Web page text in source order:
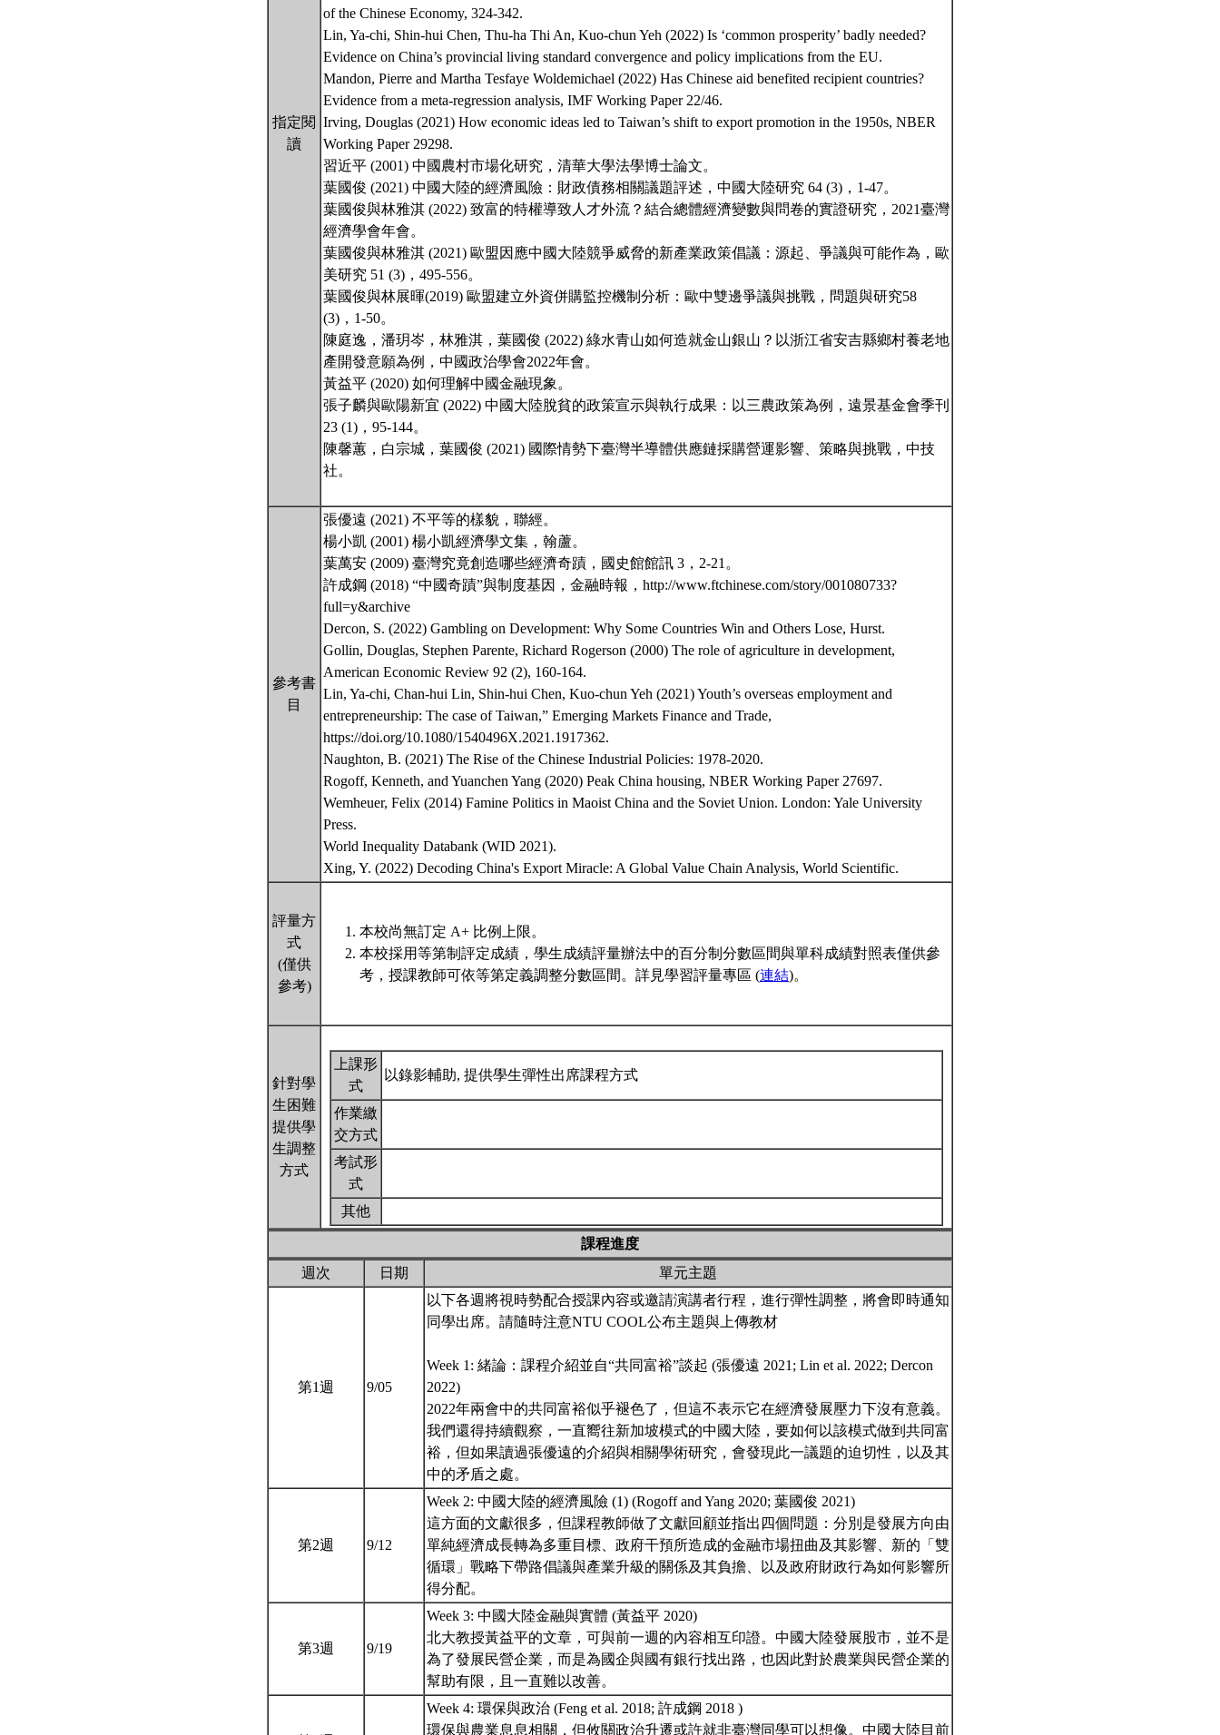
指定閱
讀
of the Chinese Economy, 324-342.
Lin, Ya-chi, Shin-hui Chen, Thu-ha Thi An, Kuo-chun Yeh (2022) Is ‘common prosperity’ badly needed?
Evidence on China’s provincial living standard convergence and policy implications from the EU.
Mandon, Pierre and Martha Tesfaye Woldemichael (2022) Has Chinese aid benefited recipient countries?
Evidence from a meta-regression analysis, IMF Working Paper 22/46.
Irving, Douglas (2021) How economic ideas led to Taiwan’s shift to export promotion in the 1950s, NBER
Working Paper 29298.
習近平 (2001) 中國農村市場化研究，清華大學法學博士論文。
葉國俊 (2021) 中國大陸的經濟風險：財政債務相關議題評述，中國大陸研究 64 (3)，1-47。
葉國俊與林雅淇 (2022) 致富的特權導致人才外流？結合總體經濟變數與問卷的實證研究，2021臺灣
經濟學會年會。
葉國俊與林雅淇 (2021) 歐盟因應中國大陸競爭威脅的新產業政策倡議：源起、爭議與可能作為，歐
美研究 51 (3)，495-556。
葉國俊與林展暉(2019) 歐盟建立外資併購監控機制分析：歐中雙邊爭議與挑戰，問題與研究58
(3)，1-50。
陳庭逸，潘玥岑，林雅淇，葉國俊 (2022) 綠水青山如何造就金山銀山？以浙江省安吉縣鄉村養老地
產開發意願為例，中國政治學會2022年會。
黃益平 (2020) 如何理解中國金融現象。
張子麟與歐陽新宜 (2022) 中國大陸脫貧的政策宣示與執行成果：以三農政策為例，遠景基金會季刊
23 (1)，95-144。
陳馨蕙，白宗城，葉國俊 (2021) 國際情勢下臺灣半導體供應鏈採購營運影響、策略與挑戰，中技
社。
參考書
目
張優遠 (2021) 不平等的樣貌，聯經。
楊小凱 (2001) 楊小凱經濟學文集，翰蘆。
葉萬安 (2009) 臺灣究竟創造哪些經濟奇蹟，國史館館訊 3，2-21。
許成鋼 (2018) “中國奇蹟”與制度基因，金融時報，http://www.ftchinese.com/story/001080733?
full=y&archive
Dercon, S. (2022) Gambling on Development: Why Some Countries Win and Others Lose, Hurst.
Gollin, Douglas, Stephen Parente, Richard Rogerson (2000) The role of agriculture in development,
American Economic Review 92 (2), 160-164.
Lin, Ya-chi, Chan-hui Lin, Shin-hui Chen, Kuo-chun Yeh (2021) Youth’s overseas employment and
entrepreneurship: The case of Taiwan,” Emerging Markets Finance and Trade,
https://doi.org/10.1080/1540496X.2021.1917362.
Naughton, B. (2021) The Rise of the Chinese Industrial Policies: 1978-2020.
Rogoff, Kenneth, and Yuanchen Yang (2020) Peak China housing, NBER Working Paper 27697.
Wemheuer, Felix (2014) Famine Politics in Maoist China and the Soviet Union. London: Yale University
Press.
World Inequality Databank (WID 2021).
Xing, Y. (2022) Decoding China's Export Miracle: A Global Value Chain Analysis, World Scientific.
評量方
式
(僅供
參考)
本校尚無訂定 A+ 比例上限。
本校採用等第制評定成績，學生成績評量辦法中的百分制分數區間與單科成績對照表僅供參
考，授課教師可依等第定義調整分數區間。詳見學習評量專區 (連結)。
針對學
生困難
提供學
生調整
方式
上課形
式
以錄影輔助, 提供學生彈性出席課程方式
作業繳
交方式
考試形
式
其他
課程進度
週次
日期 單元主題
第1週 9/05
以下各週將視時勢配合授課內容或邀請演講者行程，進行彈性調整，將會即時通知
同學出席。請隨時注意NTU COOL公布主題與上傳教材
Week 1: 緒論：課程介紹並自“共同富裕”談起 (張優遠 2021; Lin et al. 2022; Dercon
2022)
2022年兩會中的共同富裕似乎褪色了，但這不表示它在經濟發展壓力下沒有意義。
我們還得持續觀察，一直嚮往新加坡模式的中國大陸，要如何以該模式做到共同富
裕，但如果讀過張優遠的介紹與相關學術研究，會發現此一議題的迫切性，以及其
中的矛盾之處。
第2週 9/12
Week 2: 中國大陸的經濟風險 (1) (Rogoff and Yang 2020; 葉國俊 2021)
這方面的文獻很多，但課程教師做了文獻回顧並指出四個問題：分別是發展方向由
單純經濟成長轉為多重目標、政府干預所造成的金融市場扭曲及其影響、新的「雙
循環」戰略下帶路倡議與產業升級的關係及其負擔、以及政府財政行為如何影響所
得分配。
第3週 9/19
Week 3: 中國大陸金融與實體 (黃益平 2020)
北大教授黃益平的文章，可與前一週的內容相互印證。中國大陸發展股市，並不是
為了發展民營企業，而是為國企與國有銀行找出路，也因此對於農業與民營企業的
幫助有限，且一直難以改善。
Week 4: 環保與政治 (Feng et al. 2018; 許成鋼 2018 )
環保與農業息息相關，但攸關政治升遷或許就非臺灣同學可以想像。中國大陸目前